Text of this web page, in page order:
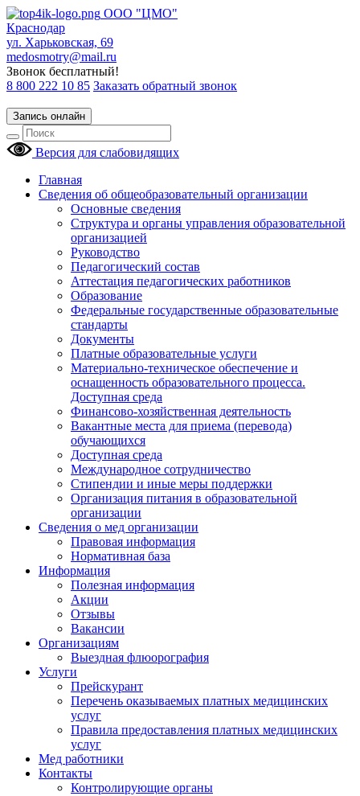
ООО "ЦМО"
Краснодар
ул. Харьковская, 69
medosmotry@mail.ru
Звонок бесплатный!
8 800 222 10 85 Заказать обратный звонок
Запись онлайн
Версия для слабовидящих
Главная
Сведения об общеобразовательный организации
Основные сведения
Структура и органы управления образовательной
организацией
Руководство
Педагогический состав
Аттестация педагогических работников
Образование
Федеральные государственные образовательные
стандарты
Документы
Платные образовательные услуги
Материально-техническое обеспечение и
оснащенность образовательного процесса.
Доступная среда
Финансово-хозяйственная деятельность
Вакантные места для приема (перевода)
обучающихся
Доступная среда
Международное сотрудничество
Стипендии и иные меры поддержки
Организация питания в образовательной
организации
Сведения о мед организации
Правовая информация
Нормативная база
Информация
Полезная информация
Акции
Отзывы
Вакансии
Организациям
Выездная флюорография
Услуги
Прейскурант
Перечень оказываемых платных медицинских
услуг
Правила предоставления платных медицинских
услуг
Мед работники
Контакты
Контролирующие органы